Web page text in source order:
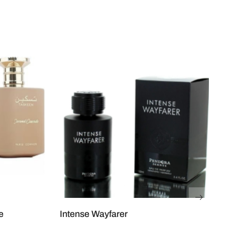
Intense Wayfarer